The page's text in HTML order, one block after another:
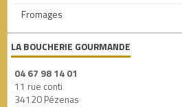
Fromages
LA BOUCHERIE GOURMANDE
04 67 98 14 01
11 rue conti
34120 Pézenas